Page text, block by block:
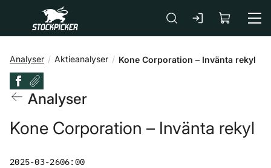
Gå till huvudinnehåll
Analyser Aktieanalyser Kone Corporation – Invänta rekyl
Analyser
Kone Corporation – Invänta rekyl
2025-03-2606:00